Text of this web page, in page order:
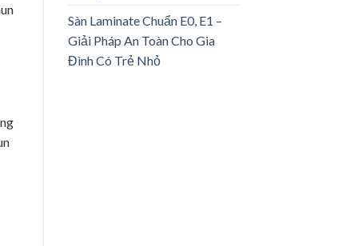
Sàn Laminate Chuẩn E0, E1 –
Giải Pháp An Toàn Cho Gia
Đình Có Trẻ Nhỏ